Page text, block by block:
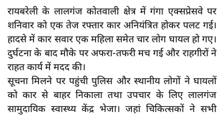
सामाजिक
खेल
latest
प्रशासनिक
दुर्घटना
editors-pick
other
रायबरेली के लालगंज कोतवाली क्षेत्र में गंगा एक्सप्रेसवे पर
शनिवार को एक तेज रफ्तार कार अनियंत्रित होकर पलट गई।
हादसे में कार सवार एक महिला समेत चार लोग घायल हो गए।
दुर्घटना के बाद मौके पर अफरा-तफरी मच गई और राहगीरों ने
राहत कार्य में मदद की।
सूचना मिलने पर पहुंची पुलिस और स्थानीय लोगों ने घायलों
को कार से बाहर निकाला तथा उपचार के लिए लालगंज
सामुदायिक स्वास्थ्य केंद्र भेजा। जहां चिकित्सकों ने सभी